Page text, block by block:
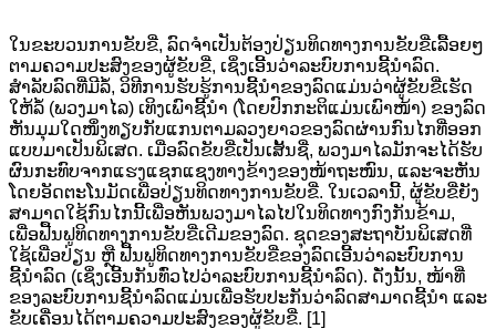
ໃນຂະບວນການຂັບຂີ່, ລົດຈຳເປັນຕ້ອງປ່ຽນທິດທາງການຂັບຂີ່ເລື້ອຍໆ
ຕາມຄວາມປະສົງຂອງຜູ້ຂັບຂີ່, ເຊິ່ງເອີ້ນວ່າລະບົບການຊີ້ນຳລົດ.
ສຳລັບລົດທີ່ມີລໍ້, ວິທີການຮັບຮູ້ການຊີ້ນຳຂອງລົດແມ່ນວ່າຜູ້ຂັບຂີ່ເຮັດ
ໃຫ້ລໍ້ (ພວງມາໄລ) ເທິງເພົາຊີ້ນຳ (ໂດຍປົກກະຕິແມ່ນເພົາໜ້າ) ຂອງລົດ
ຫັນມຸມໃດໜຶ່ງທຽບກັບແກນຕາມລວງຍາວຂອງລົດຜ່ານກົນໄກທີ່ອອກ
ແບບມາເປັນພິເສດ. ເມື່ອລົດຂັບຂີ່ເປັນເສັ້ນຊື່, ພວງມາໄລມັກຈະໄດ້ຮັບ
ຜົນກະທົບຈາກແຮງແຊກແຊງທາງຂ້າງຂອງໜ້າຖະໜົນ, ແລະຈະຫັນ
ໂດຍອັດຕະໂນມັດເພື່ອປ່ຽນທິດທາງການຂັບຂີ່. ໃນເວລານີ້, ຜູ້ຂັບຂີ່ຍັງ
ສາມາດໃຊ້ກົນໄກນີ້ເພື່ອຫັນພວງມາໄລໄປໃນທິດທາງກົງກັນຂ້າມ,
ເພື່ອຟື້ນຟູທິດທາງການຂັບຂີ່ເດີມຂອງລົດ. ຊຸດຂອງສະຖາບັນພິເສດທີ່
ໃຊ້ເພື່ອປ່ຽນ ຫຼື ຟື້ນຟູທິດທາງການຂັບຂີ່ຂອງລົດເອີ້ນວ່າລະບົບການ
ຊີ້ນຳລົດ (ເຊິ່ງເອີ້ນກັນທົ່ວໄປວ່າລະບົບການຊີ້ນຳລົດ). ດັ່ງນັ້ນ, ໜ້າທີ່
ຂອງລະບົບການຊີ້ນຳລົດແມ່ນເພື່ອຮັບປະກັນວ່າລົດສາມາດຊີ້ນຳ ແລະ
ຂັບເຄື່ອນໄດ້ຕາມຄວາມປະສົງຂອງຜູ້ຂັບຂີ່. [1]